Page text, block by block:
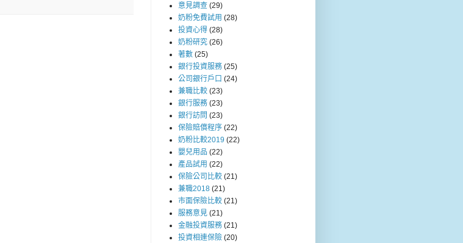
意見調查 (29)
奶粉免費試用 (28)
投資心得 (28)
奶粉研究 (26)
著數 (25)
銀行投資服務 (25)
公司銀行戶口 (24)
兼職比較 (23)
銀行服務 (23)
銀行訪問 (23)
保險賠償程序 (22)
奶粉比較2019 (22)
嬰兒用品 (22)
產品試用 (22)
保險公司比較 (21)
兼職2018 (21)
市面保險比較 (21)
服務意見 (21)
金融投資服務 (21)
投資相連保險 (20)